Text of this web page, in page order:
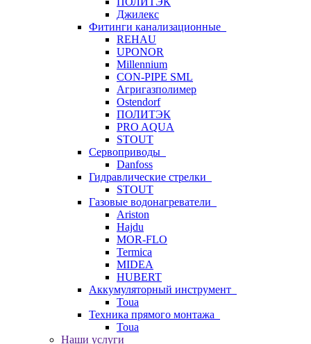
Джилекс
Фитинги канализационные
REHAU
UPONOR
Millennium
CON-PIPE SML
Агригазполимер
Ostendorf
ПОЛИТЭК
PRO AQUA
STOUT
Сервоприводы
Danfoss
Гидравлические стрелки
STOUT
Газовые водонагреватели
Ariston
Hajdu
MOR-FLO
Termica
MIDEA
HUBERT
Аккумуляторный инструмент
Toua
Техника прямого монтажа
Toua
Наши услуги